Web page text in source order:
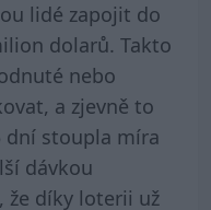
lidé zapojit do
dolarů. Takto
nebo
a zjevně to
dní stoupla míra
dávkou
že díky loterii už